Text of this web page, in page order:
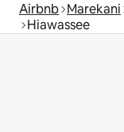
Airbnb Marekani
Hiawassee